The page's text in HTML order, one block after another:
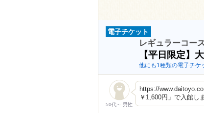
電子チケット
レギュラーコー
【平日限定】
他にも1種類の電子チケ
50代～ 男性
https://
￥1,600円」で入館